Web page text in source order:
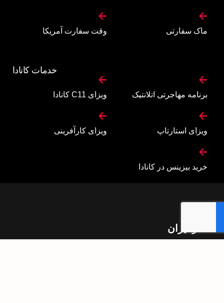
ماک سفارتی وقت سفارت آمریکا
خدمات کانادا
برنامه مهاجرتی اتلانتیک ویزای C11 کانادا
ویزای استارتاپ ویزای کارآفرینی
خرید بیزینس در کانادا